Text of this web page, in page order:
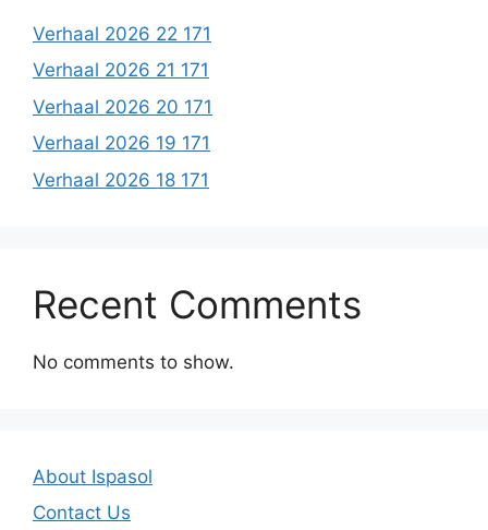
Verhaal 2026 22 171
Verhaal 2026 21 171
Verhaal 2026 20 171
Verhaal 2026 19 171
Verhaal 2026 18 171
Recent Comments
No comments to show.
About Ispasol
Contact Us